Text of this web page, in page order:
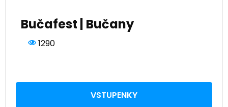
Bučafest | Bučany
1290
VSTUPENKY